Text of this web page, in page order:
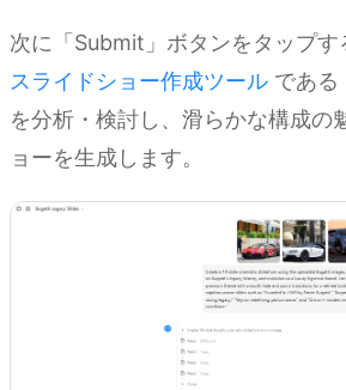
次に「Submit」ボタンをタップす
スライドショー作成ツール である
を分析・検討し、滑らかな構成の
ョーを生成します。